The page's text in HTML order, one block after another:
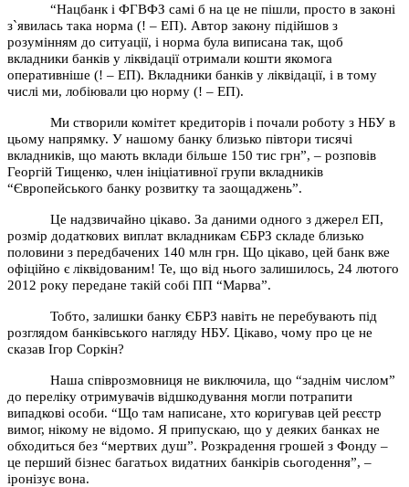
“Нацбанк і ФГВФЗ самі б на це не пішли, просто в законі
з`явилась така норма (! – ЕП). Автор закону підійшов з
розумінням до ситуації, і норма була виписана так, щоб
вкладники банків у ліквідації отримали кошти якомога
оперативніше (! – ЕП). Вкладники банків у ліквідації, і в тому
числі ми, лобіювали цю норму (! – ЕП).
Ми створили комітет кредиторів і почали роботу з НБУ в
цьому напрямку. У нашому банку близько півтори тисячі
вкладників, що мають вклади більше 150 тис грн”, – розповів
Георгій Тищенко, член ініціативної групи вкладників
“Європейського банку розвитку та заощаджень”.
Це надзвичайно цікаво. За даними одного з джерел ЕП,
розмір додаткових виплат вкладникам ЄБРЗ складе близько
половини з передбачених 140 млн грн. Що цікаво, цей банк вже
офіційно є ліквідованим! Те, що від нього залишилось, 24 лютого
2012 року передане такій собі ПП “Марва”.
Тобто, залишки банку ЄБРЗ навіть не перебувають під
розглядом банківського нагляду НБУ. Цікаво, чому про це не
сказав Ігор Соркін?
Наша співрозмовниця не виключила, що “заднім числом”
до переліку отримувачів відшкодування могли потрапити
випадкові особи. “Що там написане, хто коригував цей реєстр
вимог, нікому не відомо. Я припускаю, що у деяких банках не
обходиться без “мертвих душ”. Розкрадення грошей з Фонду –
це перший бізнес багатьох видатних банкірів сьогодення”, –
іронізує вона.